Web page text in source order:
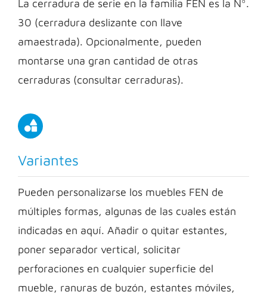
La cerradura de serie en la familia FEN es la Nº.
30 (cerradura deslizante con llave
amaestrada). Opcionalmente, pueden
montarse una gran cantidad de otras
cerraduras (consultar cerraduras).
Variantes
Pueden personalizarse los muebles FEN de
múltiples formas, algunas de las cuales están
indicadas en aquí. Añadir o quitar estantes,
poner separador vertical, solicitar
perforaciones en cualquier superficie del
mueble, ranuras de buzón, estantes móviles,